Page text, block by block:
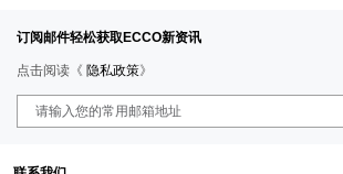
订阅邮件轻松获取ECCO新资讯
点击阅读《 隐私政策》